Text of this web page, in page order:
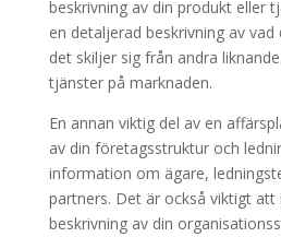
beskrivning av din produkt eller
en detaljerad beskrivning av
det skiljer sig från andra
tjänster på marknaden.
En annan viktig del av en
av din företagsstruktur och
information om ägare,
partners. Det är också viktigt att
beskrivning av din